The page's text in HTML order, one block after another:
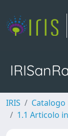
IRIS Catalogo
1.1 Articolo